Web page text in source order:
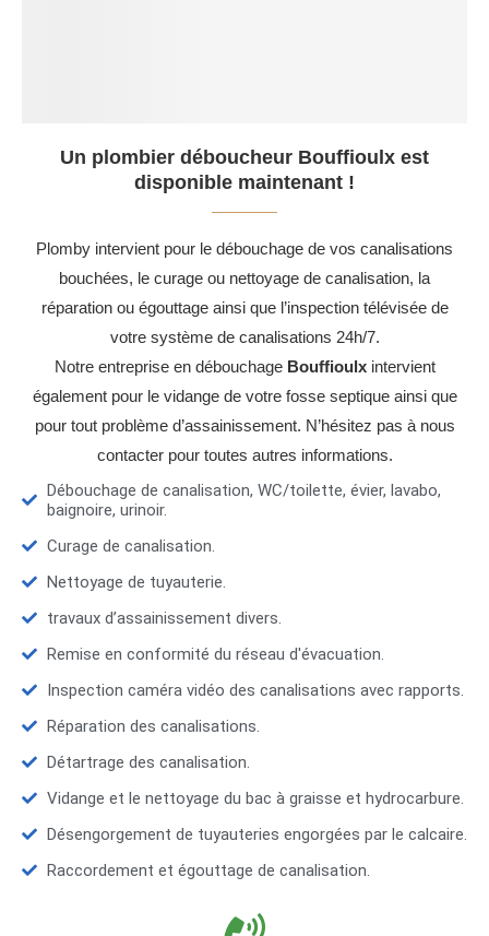
Un plombier déboucheur Bouffioulx est
disponible maintenant !
Plomby intervient pour le débouchage de vos canalisations
bouchées, le curage ou nettoyage de canalisation, la
réparation ou égouttage ainsi que l’inspection télévisée de
votre système de canalisations 24h/7.
Notre entreprise en débouchage Bouffioulxintervient
également pour le vidange de votre fosse septique ainsi que
pour tout problème d’assainissement. N’hésitez pas à nous
contacter pour toutes autres informations.
Débouchage de canalisation, WC/toilette, évier, lavabo,
baignoire, urinoir.
Curage de canalisation.
Nettoyage de tuyauterie.
travaux d’assainissement divers.
Remise en conformité du réseau d'évacuation.
Inspection caméra vidéo des canalisations avec rapports.
Réparation des canalisations.
Détartrage des canalisation.
Vidange et le nettoyage du bac à graisse et hydrocarbure.
Désengorgement de tuyauteries engorgées par le calcaire.
Raccordement et égouttage de canalisation.